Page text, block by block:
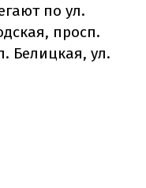
по ул.
просп.
Белицкая, ул.